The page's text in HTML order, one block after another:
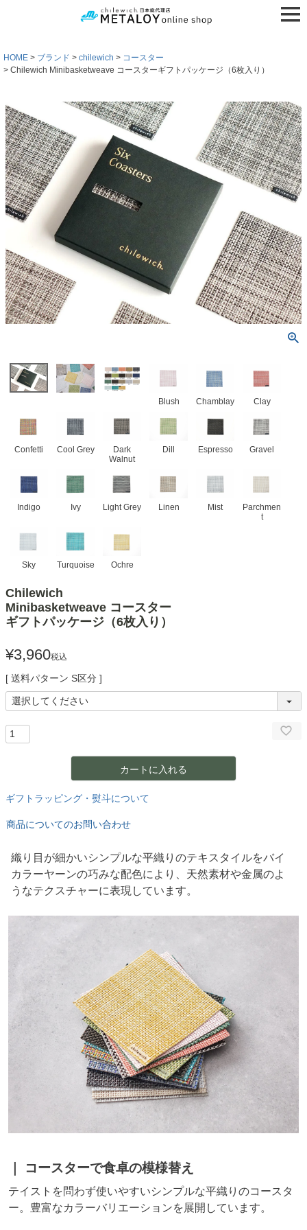
HOME ブランド chilewich
コースター
Chilewich Minibasketweave コースターギフトパッケージ（6枚入り）
Blush Chamblay Clay
Confetti Cool Grey
Dark
Walnut
Dill Espresso Gravel
Indigo Ivy Light Grey Linen Mist
Parchmen
t
Sky Turquoise Ochre
Chilewich
Minibasketweave コースター
ギフトパッケージ（6枚入り）
¥3,960税込
送料パターン S区分
カートに入れる
ギフトラッピング・熨斗について
商品についてのお問い合わせ
織り目が細かいシンプルな平織りのテキスタイルをバイ
カラーヤーンの巧みな配色により、天然素材や金属のよ
うなテクスチャーに表現しています。
コースターで食卓の模様替え
テイストを問わず使いやすいシンプルな平織りのコースタ
ー。豊富なカラーバリエーションを展開しています。
検索